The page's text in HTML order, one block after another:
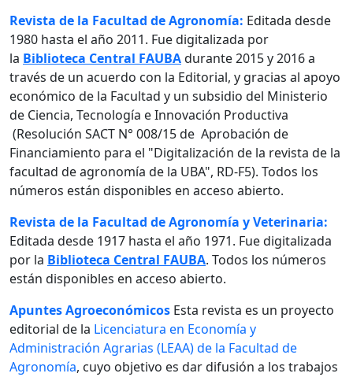
Revista de la Facultad de Agronomía: Editada desde
1980 hasta el año 2011. Fue digitalizada por
la Biblioteca Central FAUBAdurante 2015 y 2016 a
través de un acuerdo con la Editorial, y gracias al apoyo
económico de la Facultad y un subsidio del Ministerio
de Ciencia, Tecnología e Innovación Productiva
(Resolución SACT N° 008/15 de Aprobación de
Financiamiento para el "Digitalización de la revista de la
facultad de agronomía de la UBA", RD-F5). Todos los
números están disponibles en acceso abierto.
Revista de la Facultad de Agronomía y Veterinaria:
Editada desde 1917 hasta el año 1971. Fue digitalizada
por la Biblioteca Central FAUBA. Todos los números
están disponibles en acceso abierto.
Apuntes Agroeconómicos Esta revista es un proyecto
editorial de la Licenciatura en Economía y
Administración Agrarias (LEAA) de la Facultad de
Agronomía, cuyo objetivo es dar difusión a los trabajos